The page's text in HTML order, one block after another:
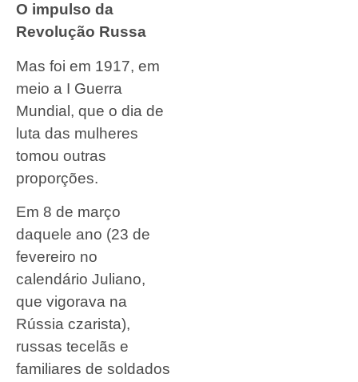
O impulso da
Revolução Russa
Mas foi em 1917, em
meio a I Guerra
Mundial, que o dia de
luta das mulheres
tomou outras
proporções.
Em 8 de março
daquele ano (23 de
fevereiro no
calendário Juliano,
que vigorava na
Rússia czarista),
russas tecelãs e
familiares de soldados